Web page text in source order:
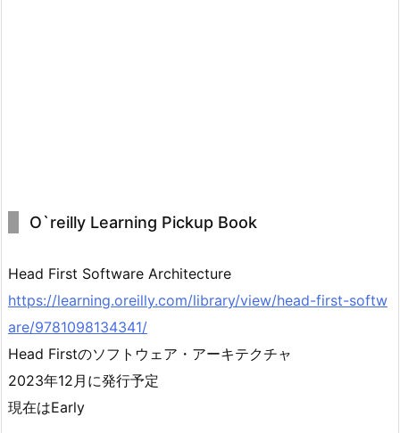
O`reilly Learning Pickup Book
Head First Software Architecture
https://learning.oreilly.com/library/view/head-first-softw
are/9781098134341/
Head Firstのソフトウェア・アーキテクチャ
2023年12月に発行予定
現在はEarly